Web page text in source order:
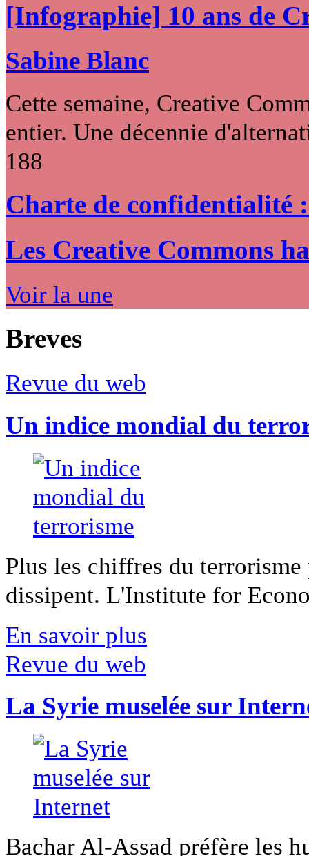
[Infographie] 10 ans de
Sabine Blanc
Cette semaine, Creative
entier. Une décennie
188
Charte de confidentialité
Les Creative Commons
Voir la une
Breves
Revue du web
Un indice mondial du
Plus les chiffres du
dissipent. L'Institute for
En savoir plus
Revue du web
La Syrie muselée sur
Bachar Al-Assad préfère les